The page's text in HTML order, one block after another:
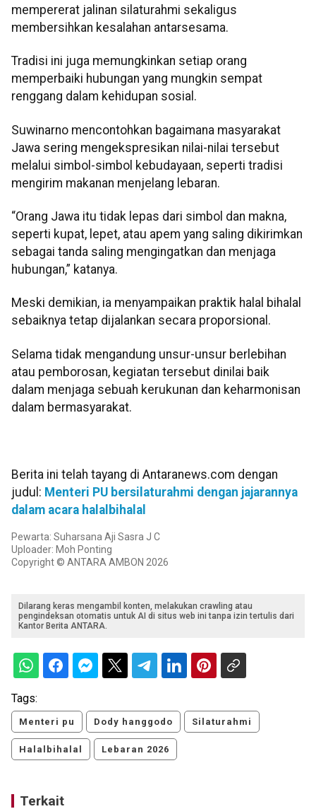
mempererat jalinan silaturahmi sekaligus
membersihkan kesalahan antarsesama.
Tradisi ini juga memungkinkan setiap orang
memperbaiki hubungan yang mungkin sempat
renggang dalam kehidupan sosial.
Suwinarno mencontohkan bagaimana masyarakat
Jawa sering mengekspresikan nilai-nilai tersebut
melalui simbol-simbol kebudayaan, seperti tradisi
mengirim makanan menjelang lebaran.
“Orang Jawa itu tidak lepas dari simbol dan makna,
seperti kupat, lepet, atau apem yang saling dikirimkan
sebagai tanda saling mengingatkan dan menjaga
hubungan,” katanya.
Meski demikian, ia menyampaikan praktik halal bihalal
sebaiknya tetap dijalankan secara proporsional.
Selama tidak mengandung unsur-unsur berlebihan
atau pemborosan, kegiatan tersebut dinilai baik
dalam menjaga sebuah kerukunan dan keharmonisan
dalam bermasyarakat.
Berita ini telah tayang di Antaranews.com dengan
judul: Menteri PU bersilaturahmi dengan jajarannya
dalam acara halalbihalal
Pewarta: Suharsana Aji Sasra J C
Uploader: Moh Ponting
Copyright © ANTARA AMBON 2026
Dilarang keras mengambil konten, melakukan crawling atau
pengindeksan otomatis untuk AI di situs web ini tanpa izin tertulis dari
Kantor Berita ANTARA.
Tags:
Menteri pu Dody hanggodo Silaturahmi
Halalbihalal Lebaran 2026
Terkait